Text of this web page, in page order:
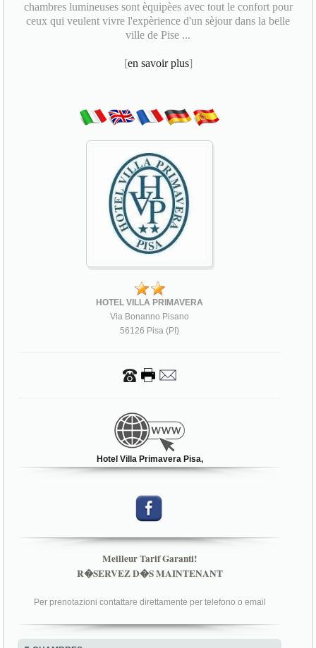
chambres lumineuses sont èquipèes avec tout le confort pour
ceux qui veulent vivre l'expèrience d'un sèjour dans la belle
ville de Pise ...
[en savoir plus]
HOTEL VILLA PRIMAVERA
Via Bonanno Pisano
56126 Pisa (PI)
Hotel Villa Primavera Pisa,
Meilleur Tarif Garanti!
R�SERVEZ D�S MAINTENANT
Per prenotazioni contattare direttamente per telefono o email